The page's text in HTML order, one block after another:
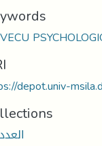
depot.univ-
العدد 10